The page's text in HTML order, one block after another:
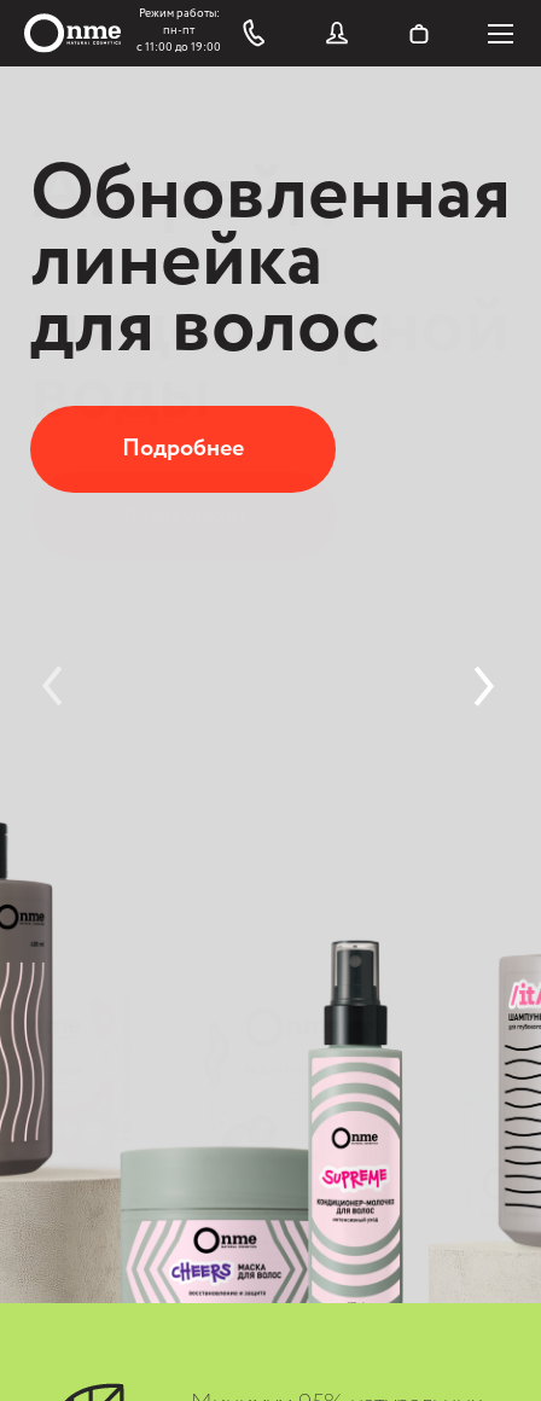
Обновленная
линейка
для волос
Подробнее
Апгрейд
линейки
мицеллярной
воды